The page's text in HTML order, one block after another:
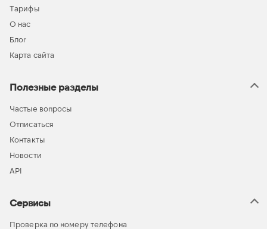
Тарифы
О нас
Блог
Карта сайта
Полезные разделы
Частые вопросы
Отписаться
Контакты
Новости
API
Сервисы
Проверка по номеру телефона